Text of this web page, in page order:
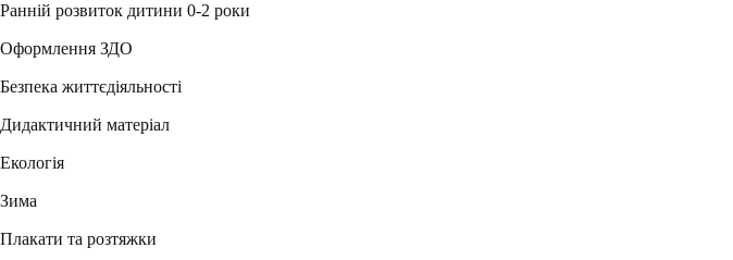
Ранній розвиток дитини 0-2 роки
Оформлення ЗДО
Безпека життєдіяльності
Дидактичний матеріал
Екологія
Зима
Плакати та розтяжки